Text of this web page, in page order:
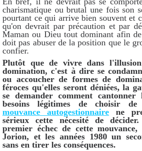
charismatique ou brutal une fois son
pourtant ce qui arrive bien souvent et
qu'on devrait par précaution et par
Maman ou Dieu tout dominant afin
doit pas abuser de la position que le
confier.
Plutôt que de vivre dans
domination, c'est à dire se
ou accoucher de formes de
féroces qu'elles seront déniées, la
se demander comment
besoins légitimes de choisir
mouvance autogestionnaire ne
sérieux cette nécesité de décider.
premier échec de cette
Jorion, et les années 1980 un
sans en tirer les conséquences.